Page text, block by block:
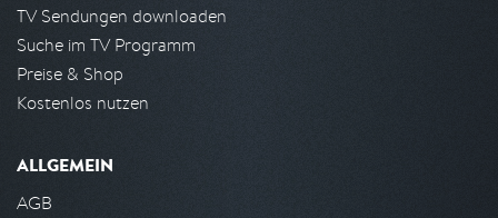
TV Sendungen downloaden
Suche im TV Programm
Preise & Shop
Kostenlos nutzen
ALLGEMEIN
AGB